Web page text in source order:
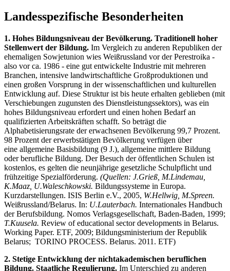
Landesspezifische Besonderheiten
1. Hohes Bildungsniveau der Bevölkerung. Traditionell hoher
Stellenwert der Bildung. Im Vergleich zu anderen Republiken der
ehemaligen Sowjetunion wies Weißrussland vor der Perestroika -
also vor ca. 1986 - eine gut entwickelte Industrie mit mehreren
Branchen, intensive landwirtschaftliche Großproduktionen und
einen großen Vorsprung in der wissenschaftlichen und kulturellen
Entwicklung auf. Diese Struktur ist bis heute erhalten geblieben (mit
Verschiebungen zugunsten des Dienstleistungssektors), was ein
hohes Bildungsniveau erfordert und einen hohen Bedarf an
qualifizierten Arbeitskräften schafft. So beträgt die
Alphabetisierungsrate der erwachsenen Bevölkerung 99,7 Prozent.
98 Prozent der erwerbstätigen Bevölkerung verfügen über
eine allgemeine Basisbildung (9 J.), allgemeine mittlere Bildung
oder berufliche Bildung. Der Besuch der öffentlichen Schulen ist
kostenlos, es gelten die neunjährige gesetzliche Schulpflicht und
frühzeitige Spezialförderung. (Quellen: J.Grieß, M.Lindemau,
K.Maaz, U.Waleschkowski. Bildungssysteme in Europa.
Kurzdarstellungen. ISIS Berlin e.V., 2005, W.Hellwig, M.Spreen.
Weißrussland/Belarus. In: U.Lauterbach. Internationales Handbuch
der Berufsbildung. Nomos Verlagsgesellschaft, Baden-Baden, 1999;
T.Kuusela. Review of educational sector developments in Belarus.
Working Paper. ETF, 2009; Bildungsministerium der Republik
Belarus; TORINO PROCESS. Belarus. 2011. ETF)
2. Stetige Entwicklung der nichtakademischen beruflichen
Bildung. Staatliche Regulierung. Im Unterschied zu anderen